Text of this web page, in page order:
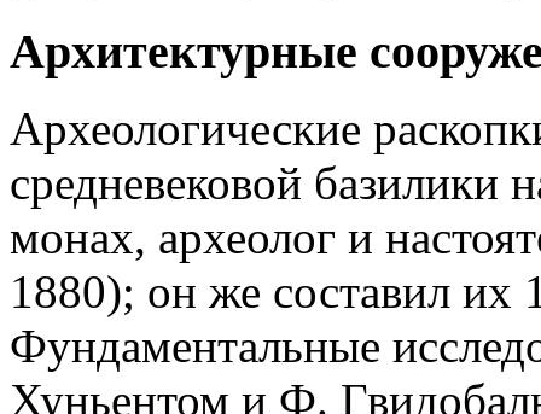
Архитектурные
Археологические
средневековой базилики
монах, археолог и
1880); он же составил их
Фундаментальные
Хуньентом и Ф.